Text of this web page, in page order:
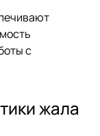
с
жала